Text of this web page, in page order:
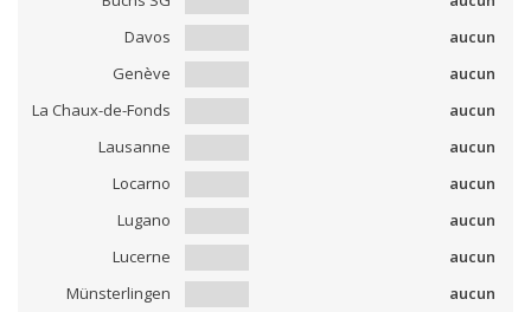
Davos
aucun
Genève
aucun
La Chaux-de-Fonds
aucun
Lausanne
aucun
Locarno
aucun
Lugano
aucun
Lucerne
aucun
Münsterlingen
aucun